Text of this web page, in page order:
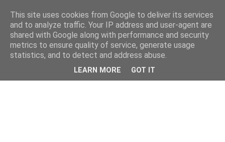
This site uses cookies from Google to deliver its services
and to analyze traffic. Your IP address and user-agent are
shared with Google along with performance and security
metrics to ensure quality of service, generate usage
statistics, and to detect and address abuse.
LEARN MORE GOT IT